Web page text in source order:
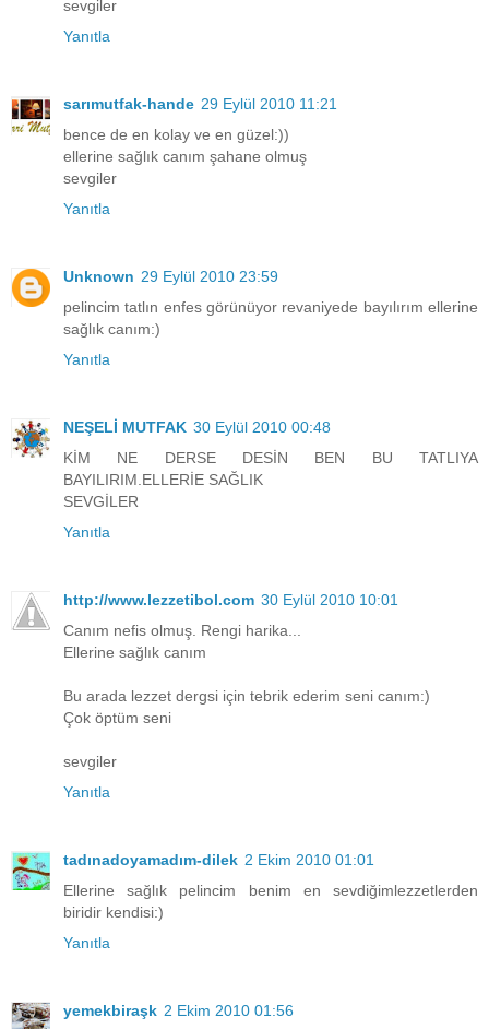
sevgiler
Yanıtla
sarımutfak-hande 29 Eylül 2010 11:21
bence de en kolay ve en güzel:))
ellerine sağlık canım şahane olmuş
sevgiler
Yanıtla
Unknown 29 Eylül 2010 23:59
pelincim tatlın enfes görünüyor revaniyede bayılırım ellerine
sağlık canım:)
Yanıtla
NEŞELİ MUTFAK 30 Eylül 2010 00:48
KİM NE DERSE DESİN BEN BU TATLIYA
BAYILIRIM.ELLERİE SAĞLIK
SEVGİLER
Yanıtla
http://www.lezzetibol.com 30 Eylül 2010 10:01
Canım nefis olmuş. Rengi harika...
Ellerine sağlık canım
Bu arada lezzet dergsi için tebrik ederim seni canım:)
Çok öptüm seni
sevgiler
Yanıtla
tadınadoyamadım-dilek 2 Ekim 2010 01:01
Ellerine sağlık pelincim benim en sevdiğimlezzetlerden
biridir kendisi:)
Yanıtla
yemekbiraşk 2 Ekim 2010 01:56